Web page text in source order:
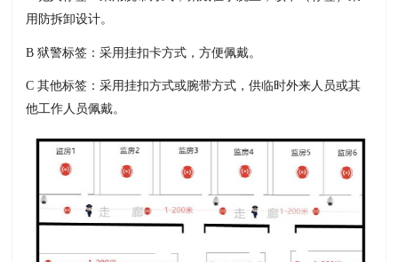
用防拆卸设计。
B 狱警标签：采用挂扣卡方式，方便佩戴。
C 其他标签：采用挂扣方式或腕带方式，供临时外来人员或其
他工作人员佩戴。